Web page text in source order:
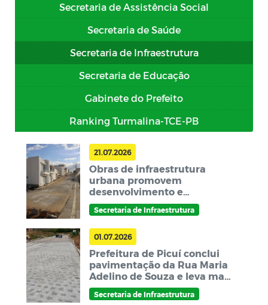
Secretaria de Assistência Social
Secretaria de Saúde
Secretaria de Infraestrutura
Secretaria de Educação
Gabinete do Prefeito
Ranking Turmalina-TCE-PB
21.07.2026
Obras de infraestrutura
urbana promovem
desenvolvimento e
qualidade na mobilidade da
população picuiense
Secretaria de Infraestrutura
01.07.2026
Prefeitura de Picuí conclui
pavimentação da Rua Maria
Adelino de Souza e leva mais
qualidade de vida ao bairro
Pedro Tomaz
Secretaria de Infraestrutura